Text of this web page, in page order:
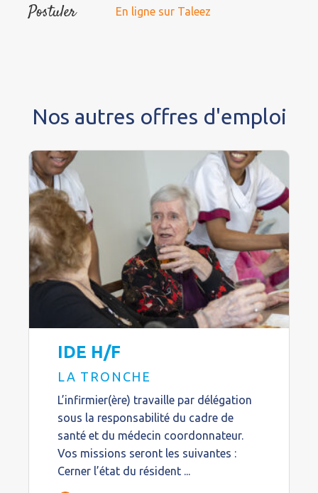
Postuler En ligne sur Taleez
Nos autres offres d'emploi
IDE H/F
LA TRONCHE
L’infirmier(ère) travaille par délégation
sous la responsabilité du cadre de
santé et du médecin coordonnateur.
Vos missions seront les suivantes :
Cerner l’état du résident ...